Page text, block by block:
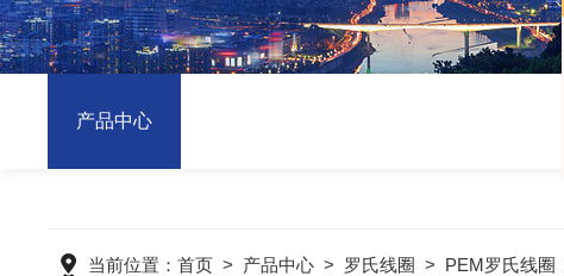
产品中心
当前位置：首页 > 产品中心 > 罗氏线圈 > PEM罗氏线圈